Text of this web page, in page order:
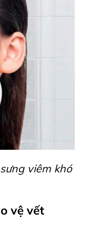
viêm khó
vệ vết